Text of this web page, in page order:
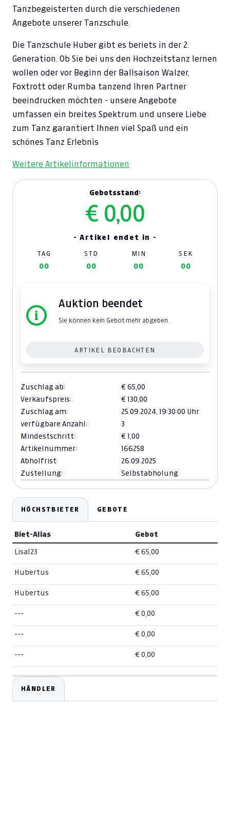
Tanzbegeisterten durch die verschiedenen
Angebote unserer Tanzschule.
Die Tanzschule Huber gibt es beriets in der 2.
Generation. Ob Sie bei uns den Hochzeitstanz lernen
wollen oder vor Beginn der Ballsaison Walzer,
Foxtrott oder Rumba tanzend Ihren Partner
beeindrucken möchten - unsere Angebote
umfassen ein breites Spektrum und unsere Liebe
zum Tanz garantiert Ihnen viel Spaß und ein
schönes Tanz Erlebnis
Weitere Artikelinformationen
Gebotsstand:
€ 0,00
- Artikel endet in -
TAG STD MIN SEK
00 00 00 00
Auktion beendet
Sie können kein Gebot mehr abgeben.
ARTIKEL BEOBACHTEN
Zuschlag ab:
€ 65,00
Verkaufspreis:
€ 130,00
Zuschlag am:
25.09.2024, 19:30:00 Uhr
verfügbare Anzahl:
3
Mindestschritt:
€ 1,00
Artikelnummer:
166258
Abholfrist:
26.09.2025
Zustellung:
Selbstabholung
HÖCHSTBIETER GEBOTE
Biet-Alias Gebot
Lisa123 € 65,00
Hubertus € 65,00
Hubertus € 65,00
--- € 0,00
--- € 0,00
--- € 0,00
HÄNDLER